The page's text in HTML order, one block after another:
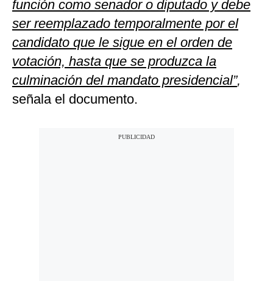
función como senador o diputado y debe
ser reemplazado temporalmente por el
candidato que le sigue en el orden de
votación, hasta que se produzca la
culminación del mandato presidencial”,
señala el documento.